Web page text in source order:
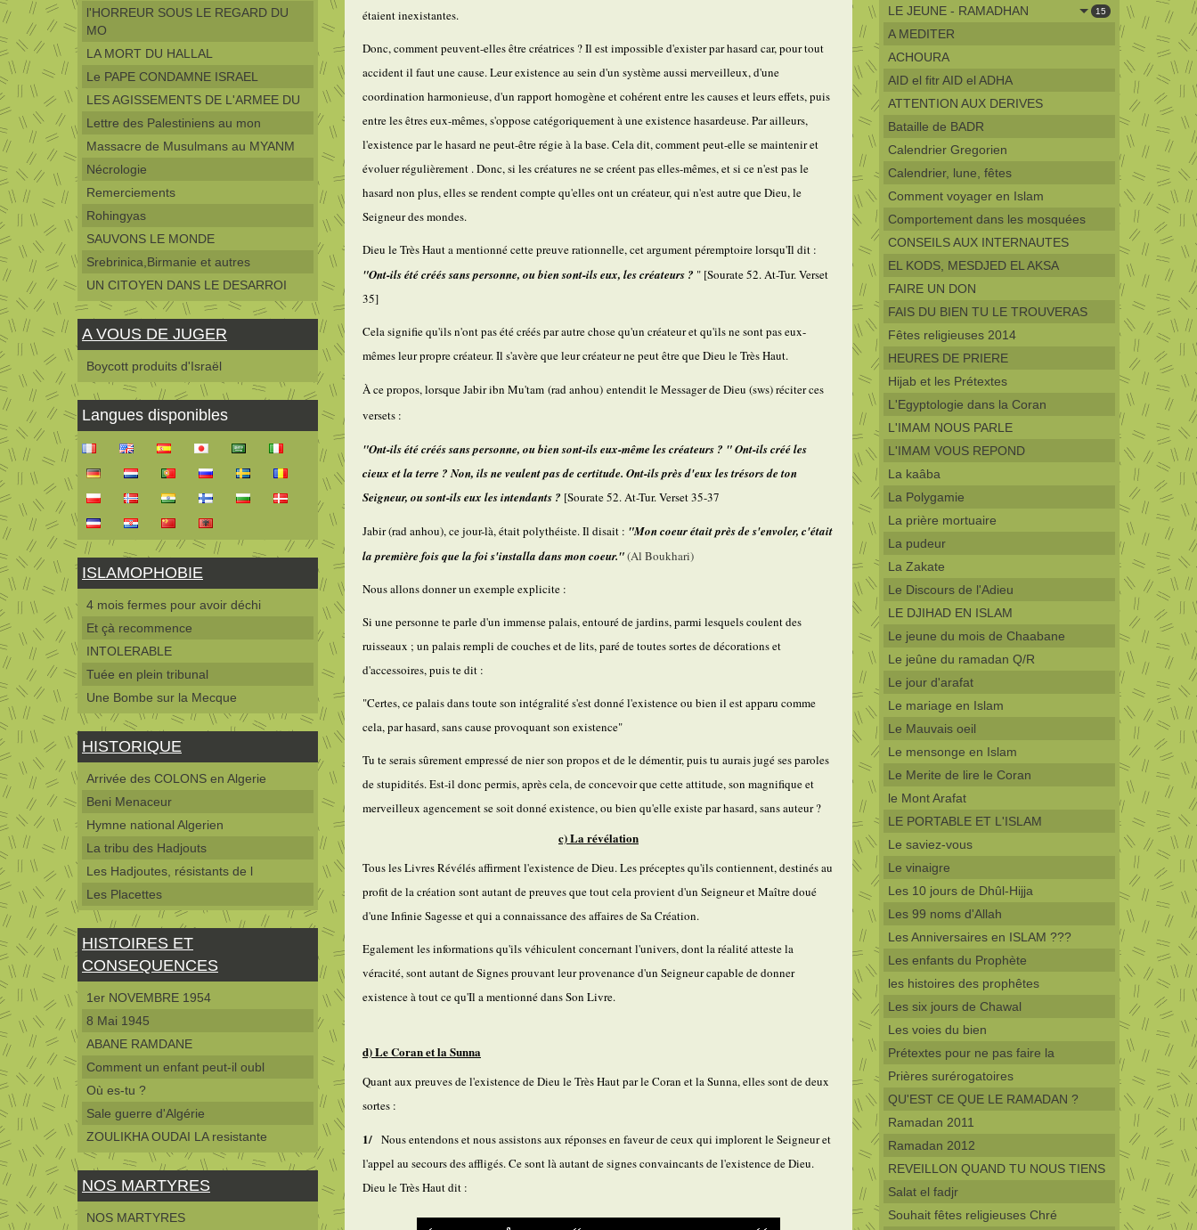
l'HORREUR SOUS LE REGARD DU
MO
LA MORT DU HALLAL
Le PAPE CONDAMNE ISRAEL
LES AGISSEMENTS DE L'ARMEE DU
Lettre des Palestiniens au mon
Massacre de Musulmans au MYANM
Nécrologie
Remerciements
Rohingyas
SAUVONS LE MONDE
Srebrinica,Birmanie et autres
UN CITOYEN DANS LE DESARROI
A VOUS DE JUGER
Boycott produits d'Israël
Langues disponibles
ISLAMOPHOBIE
4 mois fermes pour avoir déchi
Et çà recommence
INTOLERABLE
Tuée en plein tribunal
Une Bombe sur la Mecque
HISTORIQUE
Arrivée des COLONS en Algerie
Beni Menaceur
Hymne national Algerien
La tribu des Hadjouts
Les Hadjoutes, résistants de l
Les Placettes
HISTOIRES ET
CONSEQUENCES
1er NOVEMBRE 1954
8 Mai 1945
ABANE RAMDANE
Comment un enfant peut-il oubl
Où es-tu ?
Sale guerre d'Algérie
ZOULIKHA OUDAI LA resistante
NOS MARTYRES
NOS MARTYRES
étaient inexistantes.
Donc, comment peuvent-elles être créatrices ? Il est impossible d'exister par hasard car, pour tout
accident il faut une cause. Leur existence au sein d'un système aussi merveilleux, d'une
coordination harmonieuse, d'un rapport homogène et cohérent entre les causes et leurs effets, puis
entre les êtres eux-mêmes, s'oppose catégoriquement à une existence hasardeuse. Parailleurs,
l'existence par le hasard ne peut-être régie à la base. Cela dit, comment peut-elle se maintenir et
évoluer régulièrement . Donc, si les créatures ne se créent pas elles-mêmes, et si ce n'est pas le
hasard non plus, elles se rendent compte qu'elles ont un créateur, qui n'est autre que Dieu, le
Seigneur des mondes.
Dieu le Très Haut a mentionné cette preuve rationnelle, cet argument péremptoire lorsqu'Il dit :
"Ont-ils été créés sans personne, ou bien sont-ils eux, les créateurs ? " [Sourate 52. At-Tur. Verset
35]
Cela signifie qu'ils n'ont pas été créés par autre chose qu'un créateur et qu'ils ne sont pas eux-
mêmes leur propre créateur. Il s'avère que leur créateur ne peut être que Dieu le Très Haut.
À ce propos, lorsque Jabir ibn Mu'tam (rad anhou) entendit le Messager de Dieu (sws)réciter ces
versets :
"Ont-ils été créés sans personne, ou bien sont-ils eux-même les créateurs ? " Ont-ils créé les
cieux et la terre ? Non, ils ne veulent pas de certitude. Ont-ils près d'eux les trésors de ton
Seigneur, ou sont-ils eux les intendants ? [Sourate 52. At-Tur. Verset 35-37
Jabir (rad anhou), ce jour-là, était polythéiste. Il disait : "Mon coeur était près de s'envoler, c'était
la première fois que la foi s'installa dans mon coeur."(Al Boukhari)
Nous allons donner un exemple explicite :
Si unepersonne te parle d'un immense palais, entouré de jardins, parmi lesquels coulent des
ruisseaux ; un palais rempli de couches et de lits, paré de toutes sortes de décorations et
d'accessoires, puis te dit :
"Certes, ce palais dans toute son intégralité s'est donné l'existence ou bien il est apparu comme
cela, par hasard, sans cause provoquant son existence"
Tu te serais sûrement empressé de nier son propos et de le démentir, puis tu aurais jugé ses paroles
de stupidités. Est-il donc permis, après cela, de concevoir que cette attitude, son magnifique et
merveilleux agencement se soit donné existence, ou bien qu'elle existe par hasard, sans auteur ?
c) La révélation
Tous les Livres Révélés affirment l'existence de Dieu. Les préceptes qu'ils contiennent, destinés au
profit de la création sont autant de preuves que tout cela provient d'un Seigneur et Maître doué
d'une Infinie Sagesse et qui a connaissance des affaires de Sa Création.
Egalement les informations qu'ils véhiculent concernant l'univers, dont la réalité atteste la
véracité, sont autant de Signes prouvant leur provenance d'un Seigneur capable de donner
existence à tout ce qu'Il a mentionné dans Son Livre.
d) Le Coran et la Sunna
Quant aux preuves de l'existence de Dieu le Très Haut par le Coran et la Sunna, elles sont de deux
sortes :
1/ Nous entendons et nous assistons aux réponses en faveur de ceux qui implorent le Seigneur et
l'appel au secours des affligés. Ce sont là autant de signes convaincants de l'existence de Dieu.
Dieu le Très Haut dit :
LE JEUNE - RAMADHAN 15
A MEDITER
ACHOURA
AID el fitr AID el ADHA
ATTENTION AUX DERIVES
Bataille de BADR
Calendrier Gregorien
Calendrier, lune, fêtes
Comment voyager en Islam
Comportement dans les mosquées
CONSEILS AUX INTERNAUTES
EL KODS, MESDJED EL AKSA
FAIRE UN DON
FAIS DU BIEN TU LE TROUVERAS
Fêtes religieuses 2014
HEURES DE PRIERE
Hijab et les Prétextes
L'Egyptologie dans la Coran
L'IMAM NOUS PARLE
L'IMAM VOUS REPOND
La kaâba
La Polygamie
La prière mortuaire
La pudeur
La Zakate
Le Discours de l'Adieu
LE DJIHAD EN ISLAM
Le jeune du mois de Chaabane
Le jeûne du ramadan Q/R
Le jour d'arafat
Le mariage en Islam
Le Mauvais oeil
Le mensonge en Islam
Le Merite de lire le Coran
le Mont Arafat
LE PORTABLE ET L'ISLAM
Le saviez-vous
Le vinaigre
Les 10 jours de Dhûl-Hijja
Les 99 noms d'Allah
Les Anniversaires en ISLAM ???
Les enfants du Prophète
les histoires des prophêtes
Les six jours de Chawal
Les voies du bien
Prétextes pour ne pas faire la
Prières surérogatoires
QU'EST CE QUE LE RAMADAN ?
Ramadan 2011
Ramadan 2012
REVEILLON QUAND TU NOUS TIENS
Salat el fadjr
Souhait fêtes religieuses Chré